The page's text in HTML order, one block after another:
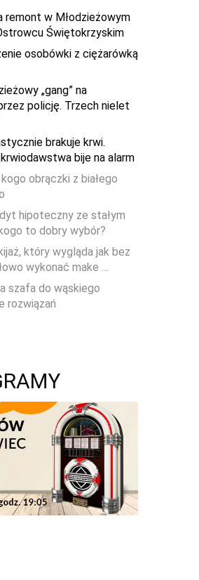
remont w Młodzieżowym
Świętokrzyskim
osobówki z ciężarówką
„gang” na
policję. Trzech nielet
brakuje krwi.
bije na alarm
obrączki z białego
hipoteczny ze stałym
to dobry wybór?
który wygląda jak bez
wykonać make …
szafa do wąskiego
rozwiązań